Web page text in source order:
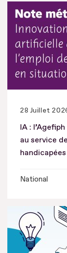
28 Juillet
IA :
au service
handicapées
National